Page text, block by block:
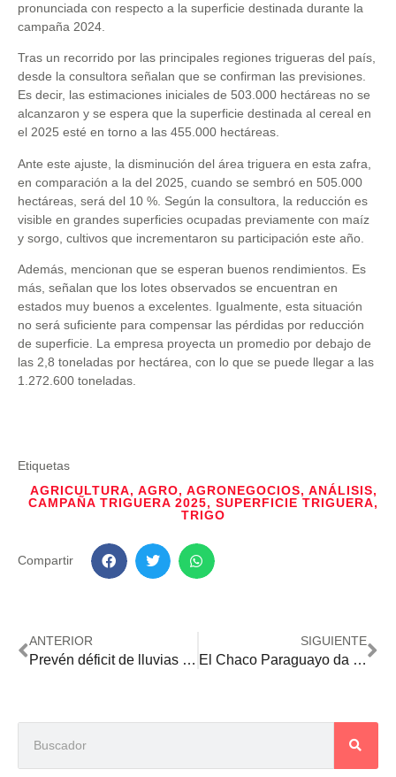
pronunciada con respecto a la superficie destinada durante la
campaña 2024.
Tras un recorrido por las principales regiones trigueras del país,
desde la consultora señalan que se confirman las previsiones.
Es decir, las estimaciones iniciales de 503.000 hectáreas no se
alcanzaron y se espera que la superficie destinada al cereal en
el 2025 esté en torno a las 455.000 hectáreas.
Ante este ajuste, la disminución del área triguera en esta zafra,
en comparación a la del 2025, cuando se sembró en 505.000
hectáreas, será del 10 %. Según la consultora, la reducción es
visible en grandes superficies ocupadas previamente con maíz
y sorgo, cultivos que incrementaron su participación este año.
Además, mencionan que se esperan buenos rendimientos. Es
más, señalan que los lotes observados se encuentran en
estados muy buenos a excelentes. Igualmente, esta situación
no será suficiente para compensar las pérdidas por reducción
de superficie. La empresa proyecta un promedio por debajo de
las 2,8 toneladas por hectárea, con lo que se puede llegar a las
1.272.600 toneladas.
Etiquetas
AGRICULTURA, AGRO, AGRONEGOCIOS, ANÁLISIS,
CAMPAÑA TRIGUERA 2025, SUPERFICIE TRIGUERA,
TRIGO
Compartir
ANTERIOR
Prevén déficit de lluvias en setiembre y un repunte para octubre
SIGUIENTE
El Chaco Paraguayo da un salto agroindustrial: inauguran la primera planta aceitera de soja